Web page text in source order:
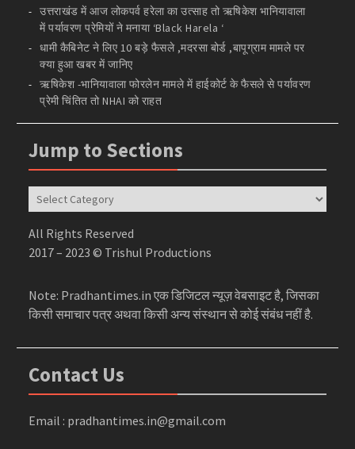
उत्तराखंड में आज लोकपर्व हरेला का उत्साह तो ऋषिकेश भानियावाला
में पर्यावरण प्रेमियों ने मनाया ‘Black Harela ‘
धामी कैबिनेट ने लिए 10 बड़े फैसले ,मदरसा बोर्ड ,बापूग्राम मामले पर
क्या हुआ खबर में जानिए
ऋषिकेश -भानियावाला फोरलेन मामले में हाईकोर्ट के फैसले से पर्यावरण
प्रेमी चिंतित तो NHAI को राहत
Jump to Sections
Jump
to
Sections
All Rights Reserved
2017 – 2023 © Trishul Productions
Note: Pradhantimes.in एक डिजिटल न्यूज़ वेबसाइट है, जिसका
किसी समाचार पत्र अथवा किसी अन्य संस्थान से कोई संबंध नहीं है.
Contact Us
Email : pradhantimes.in@gmail.com